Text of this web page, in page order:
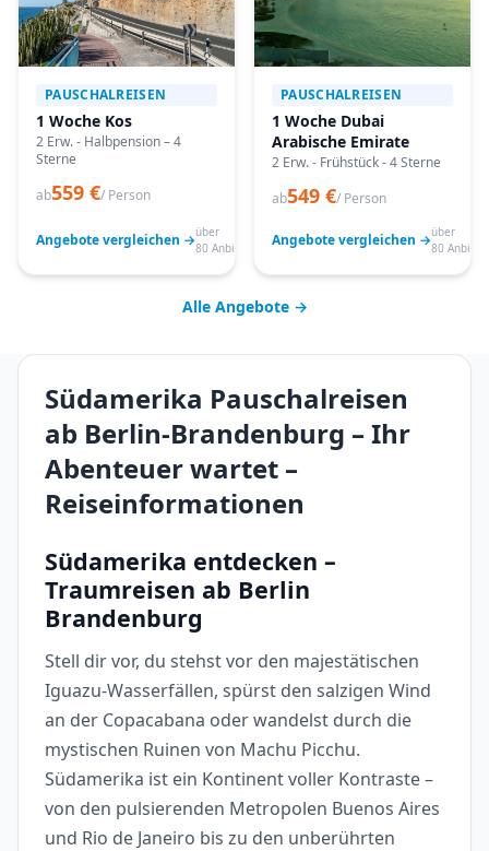
PAUSCHALREISEN
1 Woche Kos
2 Erw. - Halbpension – 4
Sterne
ab559 €/ Person
Angebote vergleichen →über
80 Anbieter
PAUSCHALREISEN
1 Woche Dubai
Arabische Emirate
2 Erw. - Frühstück - 4 Sterne
ab549 €/ Person
Angebote vergleichen →über
80
Alle Angebote →
Südamerika Pauschalreisen
ab Berlin-Brandenburg – Ihr
Abenteuer wartet –
Reiseinformationen
Südamerika entdecken –
Traumreisen ab Berlin
Brandenburg
Stell dir vor, du stehst vor den majestätischen
Iguazu-Wasserfällen, spürst den salzigen Wind
an der Copacabana oder wandelst durch die
mystischen Ruinen von Machu Picchu.
Südamerika ist ein Kontinent voller Kontraste –
von den pulsierenden Metropolen Buenos Aires
und Rio de Janeiro bis zu den unberührten